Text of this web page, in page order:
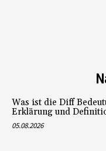
Was ist die Diff
Erklärung und
05.08.2026